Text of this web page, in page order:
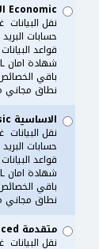
Economic الاقتصادية
نقل البيانات
حسابات
قواعد
شهادة امان SSL مجاناً
باقي
نطاق مجاني
الاساسية Basic
نقل البيانات
حسابات
قواعد
شهادة امان SSL مجاناً
باقي
نطاق مجاني
متقدمة Advanced
نقل البيانات